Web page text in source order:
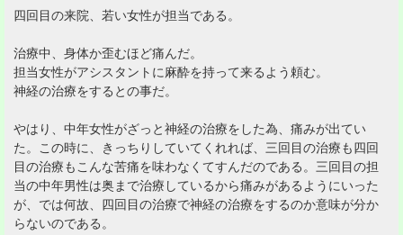
四回目の来院、若い女性が担当である。
治療中、身体か歪むほど痛んだ。
担当女性がアシスタントに麻酔を持って来るよう頼む。
神経の治療をするとの事だ。
やはり、中年女性がざっと神経の治療をした為、痛みが出てい
た。この時に、きっちりしていてくれれば、三回目の治療も四回
目の治療もこんな苦痛を味わなくてすんだのである。三回目の担
当の中年男性は奥まで治療しているから痛みがあるようにいった
が、では何故、四回目の治療で神経の治療をするのか意味が分か
らないのである。